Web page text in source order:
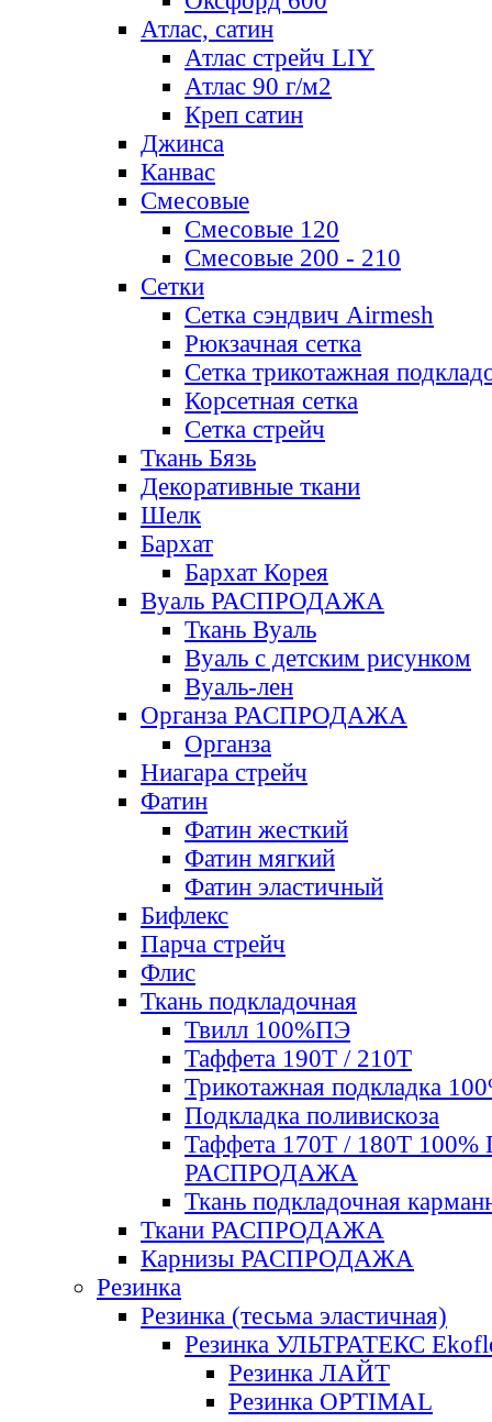
Атлас, сатин
Атлас стрейч LIY
Атлас 90 г/м2
Креп сатин
Джинса
Канвас
Смесовые
Смесовые 120
Смесовые 200 - 210
Сетки
Сетка сэндвич Airmesh
Рюкзачная сетка
Сетка трикотажная
Корсетная сетка
Сетка стрейч
Ткань Бязь
Декоративные ткани
Шелк
Бархат
Бархат Корея
Вуаль РАСПРОДАЖА
Ткань Вуаль
Вуаль с детским рисунком
Вуаль-лен
Органза РАСПРОДАЖА
Органза
Ниагара стрейч
Фатин
Фатин жесткий
Фатин мягкий
Фатин элаcтичный
Бифлекс
Парча стрейч
Флис
Ткань подкладочная
Твилл 100%ПЭ
Таффета 190Т / 210Т
Трикотажная подкладка
Подкладка поливискоза
Таффета 170Т / 180Т 100%
РАСПРОДАЖА
Ткань подкладочная
Ткани РАСПРОДАЖА
Карнизы РАСПРОДАЖА
Резинка
Резинка (тесьма эластичная)
Резинка УЛЬТРАТЕКС
Резинка ЛАЙТ
Резинка OPTIMAL